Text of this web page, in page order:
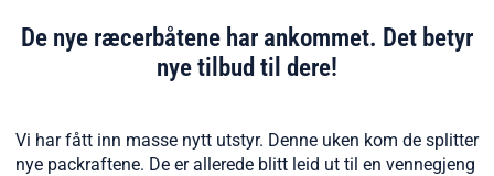
De nye ræcerbåtene har ankommet. Det betyr
nye tilbud til dere!
Vi har fått inn masse nytt utstyr. Denne uken kom de splitter
nye packraftene. De er allerede blitt leid ut til en vennegjeng